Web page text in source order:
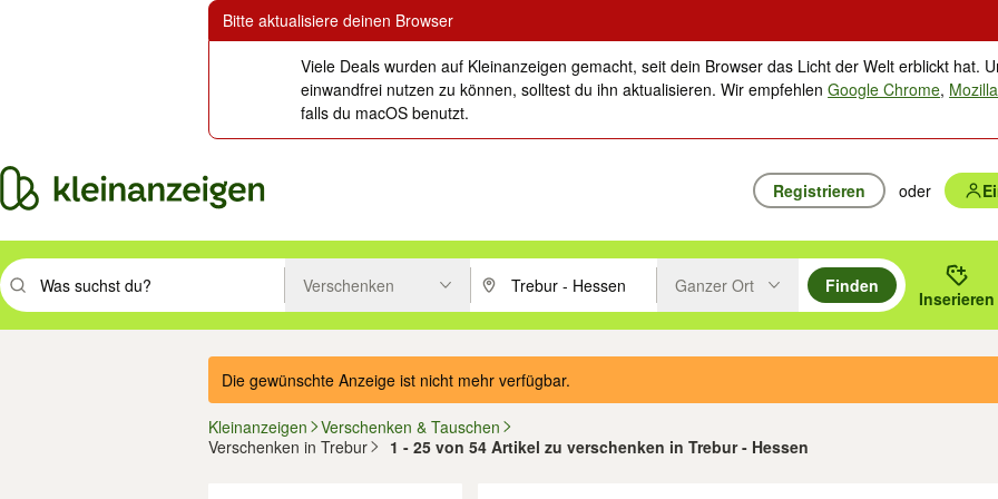
Bitte aktualisiere deinen Browser
Viele Deals wurden auf Kleinanzeigen gemacht, seit dein Browser das Licht der Welt erblickt hat.
einwandfrei nutzen zu können, solltest du ihn aktualisieren. Wir empfehlenGoogle Chrome,
falls du macOS benutzt.
Registrieren oder
Suchbegriff eingeben. Eingabetaste drücken um zu suchen, oder Vorschläge mit den Pfeiltasten nach oben/unten durchsuchen und mit
Verschenken PLZ oder Ort eingeben. Eingabetaste drücken um zu suchen, oder
Ganzer Ort
Finden
Inserieren
Die gewünschte Anzeige ist nicht mehr verfügbar.
Kleinanzeigen
Verschenken & Tauschen
Verschenken in Trebur
1 - 25 von 54 Artikel zu verschenken in Trebur - Hessen